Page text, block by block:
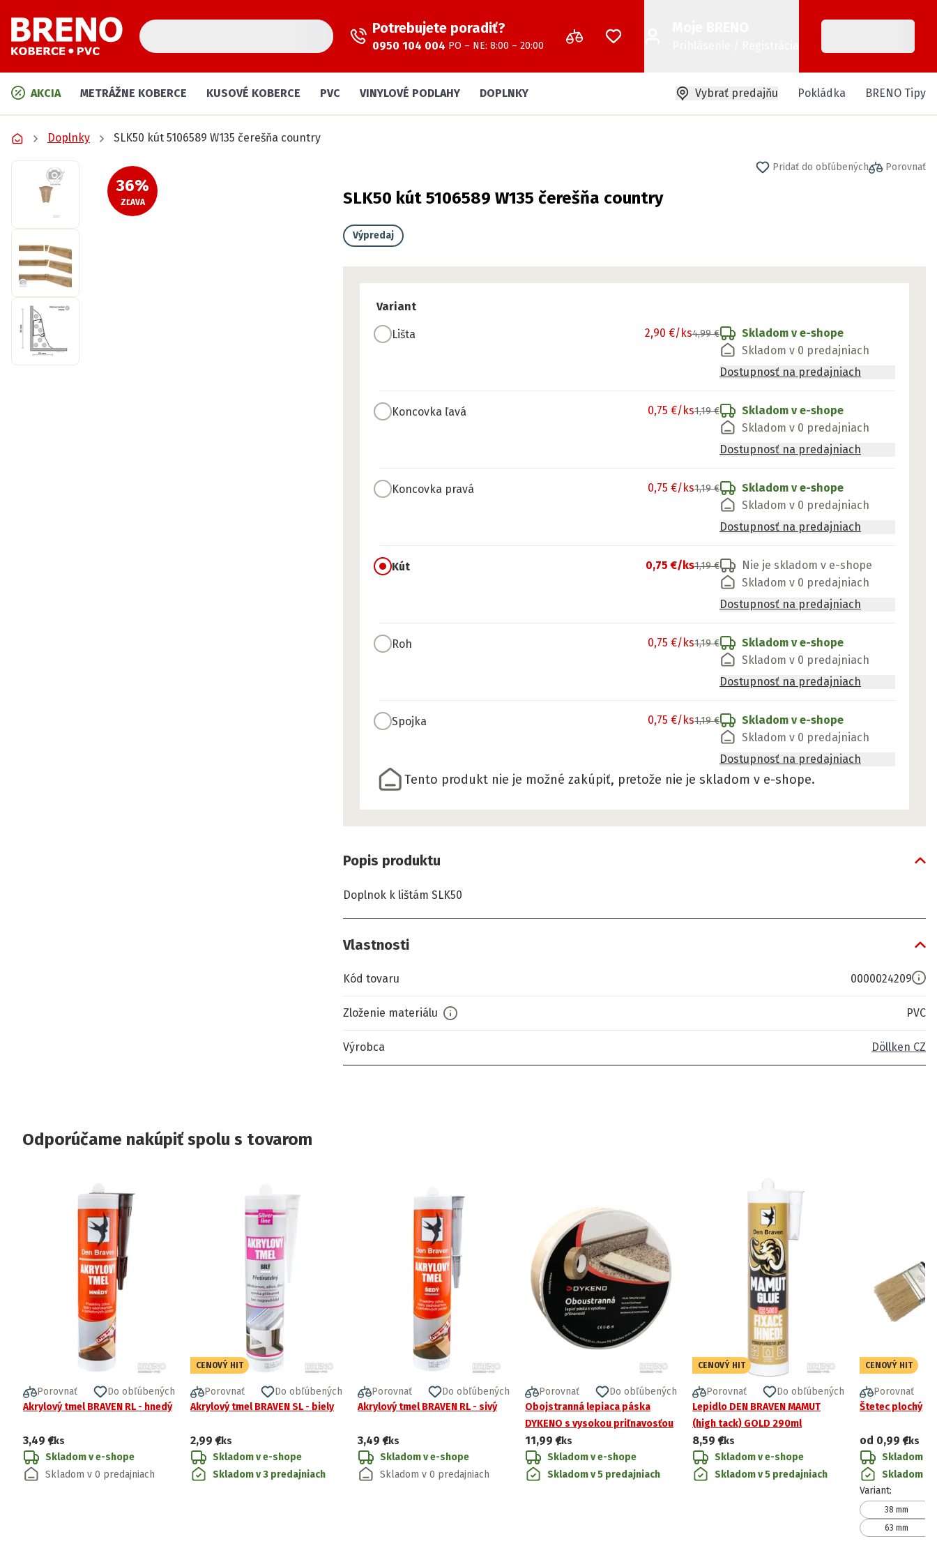
Potrebujete poradiť?
0950 104 004 PO – NE: 8:00 – 20:00
AKCIA METRÁŽNE KOBERCE KUSOVÉ KOBERCE PVC VINYLOVÉ PODLAHY DOPLNKY Vybrať predajňu Pokládka BRENO Tipy
Doplnky SLK50 kút 5106589 W135 čerešňa country
36%
ZĽAVA
Pridať do obľúbených Porovnať
SLK50 kút 5106589 W135 čerešňa country
Výpredaj
Variant
Lišta 2,90 €/ks4,99 €
Skladom v e-shope
Skladom v 0 predajniach
Dostupnosť na predajniach
Koncovka ľavá 0,75 €/ks1,19 €
Skladom v e-shope
Skladom v 0 predajniach
Dostupnosť na predajniach
Koncovka pravá 0,75 €/ks1,19 €
Skladom v e-shope
Skladom v 0 predajniach
Dostupnosť na predajniach
Kút 0,75 €/ks1,19 €
Nie je skladom v e-shope
Skladom v 0 predajniach
Dostupnosť na predajniach
Roh 0,75 €/ks1,19 €
Skladom v e-shope
Skladom v 0 predajniach
Dostupnosť na predajniach
Spojka 0,75 €/ks1,19 €
Skladom v e-shope
Skladom v 0 predajniach
Dostupnosť na predajniach
Tento produkt nie je možné zakúpiť, pretože nie je skladom v e-shope.
Popis produktu
Doplnok k lištám SLK50
Vlastnosti
Kód tovaru 0000024209
Zloženie materiálu PVC
Výrobca Döllken CZ
Odporúčame nakúpiť spolu s tovarom
Porovnať
Do obľúbených
Akrylový tmel BRAVEN RL - hnedý
3,49 €/ks
Skladom v e-shope
Skladom v 0 predajniach
CENOVÝ HIT
Porovnať
Do obľúbených
Akrylový tmel BRAVEN SL - biely
2,99 €/ks
Skladom v e-shope
Skladom v 3 predajniach
Porovnať
Do obľúbených
Akrylový tmel BRAVEN RL - sivý
3,49 €/ks
Skladom v e-shope
Skladom v 0 predajniach
Porovnať
Do obľúbených
Obojstranná lepiaca páska
DYKENO s vysokou priľnavosťou
11,99 €/ks
Skladom v e-shope
Skladom v 5 predajniach
CENOVÝ HIT
Porovnať
Do obľúbených
Lepidlo DEN BRAVEN MAMUT
(high tack) GOLD 290ml
8,59 €/ks
Skladom v e-shope
Skladom v 5 predajniach
CENOVÝ HIT
Porovnať
Štetec plochý
od 0,99 €/ks
Skladom v
Skladom v
Variant:
38 mm
63 mm